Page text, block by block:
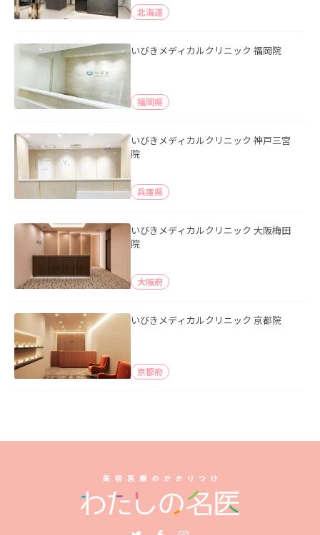
北海道
いびきメディカルクリニック 福岡院
福岡県
いびきメディカルクリニック 神戸三宮
院
兵庫県
いびきメディカルクリニック 大阪梅田
院
大阪府
いびきメディカルクリニック 京都院
京都府